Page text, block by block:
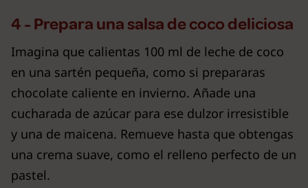
4 - Prepara una salsa de coco deliciosa
Imagina que calientas 100 ml de leche de coco
en una sartén pequeña, como si prepararas
chocolate caliente en invierno. Añade una
cucharada de azúcar para ese dulzor irresistible
y una de maicena. Remueve hasta que obtengas
una crema suave, como el relleno perfecto de un
pastel.